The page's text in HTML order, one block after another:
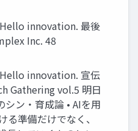
innovation. 最後
Inc. 48
innovation. 宣伝
Gathering vol.5 明日
シン・育成論 • AIを用
る準備だけでなく、